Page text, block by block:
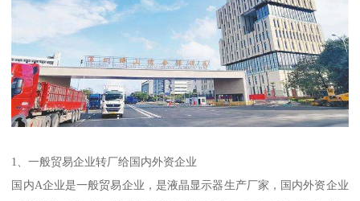
1、一般贸易企业转厂给国内外资企业
国内A企业是一般贸易企业，是液晶显示器生产厂家，国内外资企业